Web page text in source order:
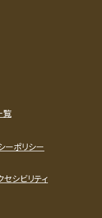
覧
ーポリシー
セシビリティ